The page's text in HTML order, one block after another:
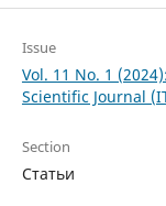
Issue
Vol. 11 No. 1
Scientific Journal
Section
Статьи